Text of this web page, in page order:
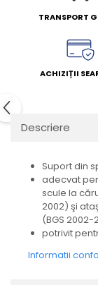
TRANSPORT
ACHIZIȚII
Descriere
Suport din
adecvat
scule la
2002) şi
(BGS 2002-
potrivit
Informatii